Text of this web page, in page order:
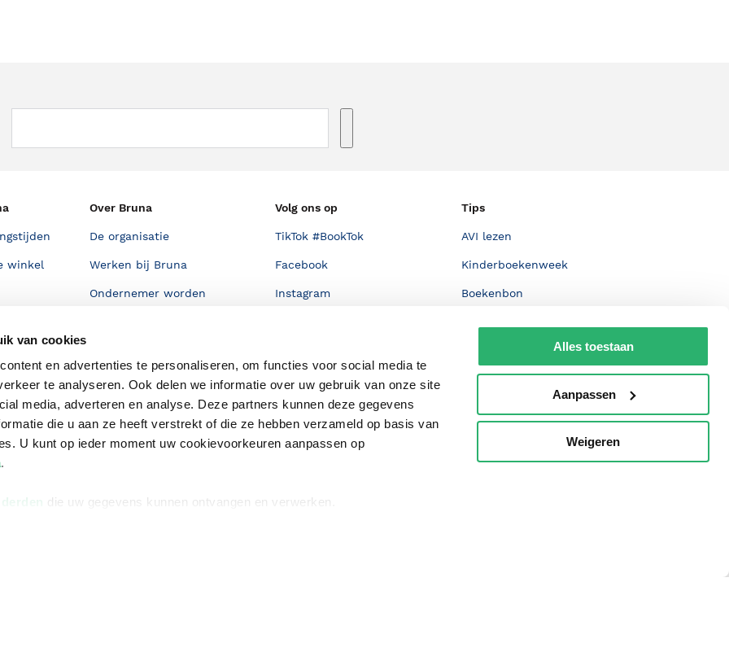
van cookies
en advertenties te personaliseren, om functies voor social media te
te analyseren. Ook delen we informatie over uw gebruik van onze site
media, adverteren en analyse. Deze partners kunnen deze gegevens
die u aan ze heeft verstrekt of die ze hebben verzameld op basis van
U kunt op ieder moment uw cookievoorkeuren aanpassen op
.
die uw gegevens kunnen ontvangen en verwerken.
Alles toestaan
Aanpassen
Weigeren
winkel
Over Bruna
De organisatie
Werken bij Bruna
Ondernemer worden
Statement
Discriminerende boeken
Volg ons op
TikTok #BookTok
Facebook
Instagram
Tips
AVI lezen
Kinderboekenweek
Boekenbon
Wet op de Vaste Boekenprijs